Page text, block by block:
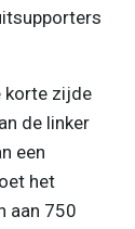
korte zijde
de linker
een
het
aan 750